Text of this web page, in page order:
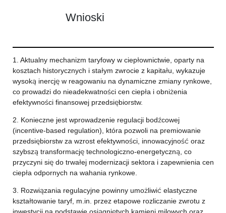
Wnioski
1. Aktualny mechanizm taryfowy w ciepłownictwie, oparty na
kosztach historycznych i stałym zwrocie z kapitału, wykazuje
wysoką inercję w reagowaniu na dynamiczne zmiany rynkowe,
co prowadzi do nieadekwatności cen ciepła i obniżenia
efektywności finansowej przedsiębiorstw.
2. Konieczne jest wprowadzenie regulacji bodźcowej
(incentive-based regulation), która pozwoli na premiowanie
przedsiębiorstw za wzrost efektywności, innowacyjność oraz
szybszą transformację technologiczno-energetyczną, co
przyczyni się do trwałej modernizacji sektora i zapewnienia cen
ciepła odpornych na wahania rynkowe.
3. Rozwiązania regulacyjne powinny umożliwić elastyczne
kształtowanie taryf, m.in. przez etapowe rozliczanie zwrotu z